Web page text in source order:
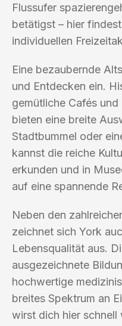
Flussufer
betätigst – hier
individuellen
Eine bezaubernde
und Entdecken ein.
gemütliche Cafés
bieten eine breite
Stadtbummel oder
kannst die reiche
erkunden und in
auf eine spannende
Neben den
zeichnet sich York
Lebensqualität aus.
ausgezeichnete
hochwertige
breites Spektrum an
wirst dich hier